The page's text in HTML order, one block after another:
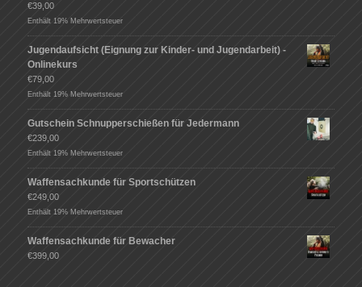
€39,00
Enthält 19% Mehrwertsteuer
Jugendaufsicht (Eignung zur Kinder- und Jugendarbeit) -
Onlinekurs
€79,00
Enthält 19% Mehrwertsteuer
Gutschein Schnupperschießen für Jedermann
€239,00
Enthält 19% Mehrwertsteuer
Waffensachkunde für Sportschützen
€249,00
Enthält 19% Mehrwertsteuer
Waffensachkunde für Bewacher
€399,00